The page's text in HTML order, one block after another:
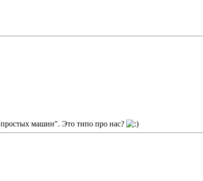
машин". Это типо про нас?